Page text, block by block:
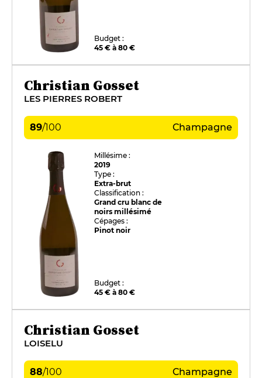
Budget :
45 € à 80 €
Christian Gosset
LES PIERRES ROBERT
89/100 Champagne
Millésime :
2019
Type :
Extra-brut
Classification :
Grand cru blanc de
noirs millésimé
Cépages :
Pinot noir
Budget :
45 € à 80 €
Christian Gosset
LOISELU
88/100 Champagne